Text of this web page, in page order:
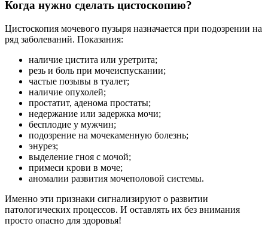
Когда нужно сделать цистоскопию?
Цистоскопия мочевого пузыря назначается при подозрении на
ряд заболеваний. Показания:
наличие цистита или уретрита;
резь и боль при мочеиспускании;
частые позывы в туалет;
наличие опухолей;
простатит, аденома простаты;
недержание или задержка мочи;
бесплодие у мужчин;
подозрение на мочекаменную болезнь;
энурез;
выделение гноя с мочой;
примеси крови в моче;
аномалии развития мочеполовой системы.
Именно эти признаки сигнализируют о развитии
патологических процессов. И оставлять их без внимания
просто опасно для здоровья!